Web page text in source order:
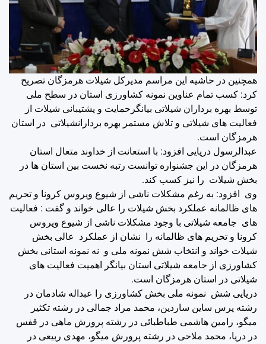
همچنین در حاشیه این مراسم مدیرکل شیلات هرمزگان تصریح
کرد: کسب تمام عناوین نمونه کشاورزی استان در سطح ملی
توسط بهره برداران شیلاتی بیانگرحمایت و پشتیبانی شیلات از
فعالیت های شیلاتی و تلاش مستمر بهره بردارانشیلاتی در استان
هرمزگان است.
عبدالرسول دریایی افزود: با استعانت از خداوند متعال استان
هرمزگان در این جشنواره توانست رتبه نخست بین استان ها در
بخش شیلات را نیز کسب کند.
وی افزود: به رغم مشکلات ناشی از شیوع ویروس کرونا و تحریم
های ظالمانه عملکرد بخش شیلات را عالی خواند و گفت : فعالیت
های جامعه شیلاتی با وجود مشکلات ناشی از شیوع ویروس
کرونا و تحریم های ظالمانه را نشان از عملکرد عالی بخش
شیلات خواند و انتخاب شش نمونه ملی و نه نمونه استانی بخش
کشاورزی از جامعه شیلاتی استان بیانگر اهمیت فعالیت های
شیلاتی در استان هرمزگان است.
دریایی شش نمونه ملی بخش کشاورزی را عبداله شادمان در
رشته پرس ساین ساردین، محمد مراد جمالی در رشته تکثیر
میگو، رامین هاشمی طباطبائی در رشته پرورش ماهی در قفس
در دریا، محمد ملاحی در رشته پرورش میگو، مهدی ربیعی در